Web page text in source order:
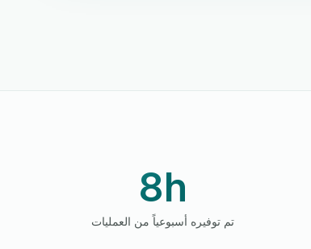
8h
تم توفيره أسبوعياً من العمليات